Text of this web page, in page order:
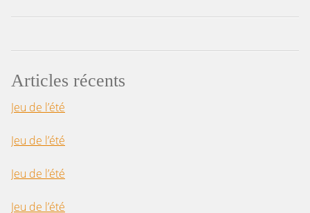
Articles récents
Jeu de l’été
Jeu de l’été
Jeu de l’été
Jeu de l’été